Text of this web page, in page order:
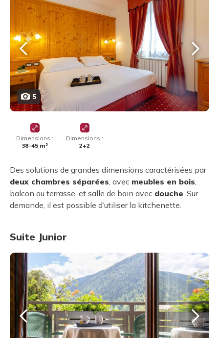
5
Dimensions :
38-45 m²
Dimensions :
2+2
Des solutions de grandes dimensions caractérisées par
deux chambres séparées, avec meubles en bois,
balcon ou terrasse, et salle de bain avec douche. Sur
demande, il est possible d’utiliser la kitchenette.
Suite Junior